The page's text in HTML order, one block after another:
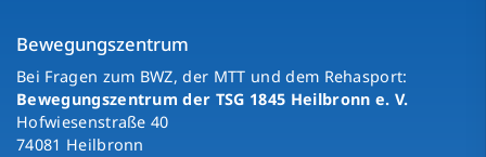
Bewegungszentrum
Bei Fragen zum BWZ, der MTT und dem Rehasport:
Bewegungszentrum der TSG 1845 Heilbronn e. V.
Hofwiesenstraße 40
74081 Heilbronn